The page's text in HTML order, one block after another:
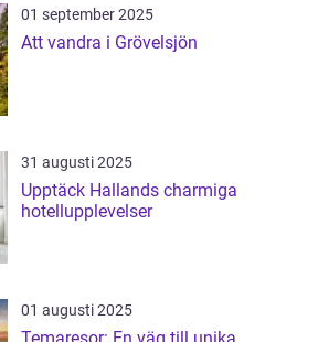
01 september 2025
Att vandra i Grövelsjön
31 augusti 2025
Upptäck Hallands charmiga
hotellupplevelser
01 augusti 2025